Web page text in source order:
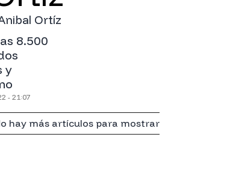
Ortíz
8.500
y
- 21:07
hay más artículos para mostrar